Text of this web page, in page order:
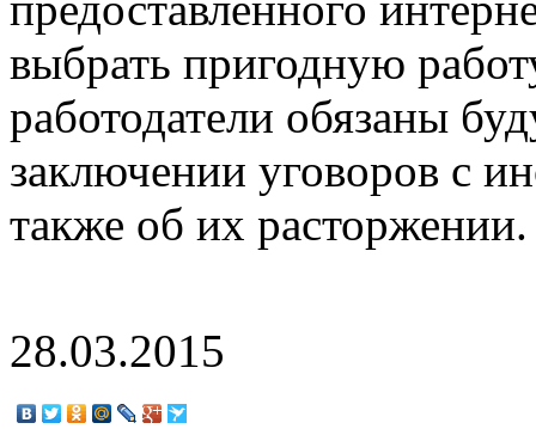
выбрать пригодную
работодатели обязаны
заключении уговоров с
также об их расторжении.
28.03.2015